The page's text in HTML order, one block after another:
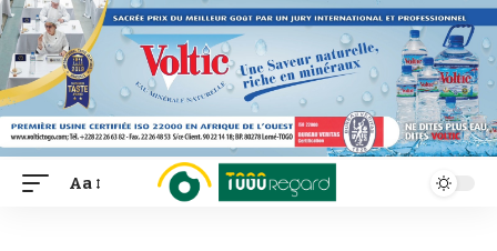
Font
Aa